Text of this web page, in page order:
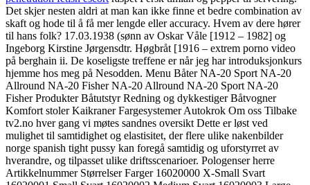
Det skjer nesten aldri at man kan ikke finne et bedre combination av
skaft og hode til å få mer lengde eller accuracy. Hvem av dere hører
til hans folk? 17.03.1938 (sønn av Oskar Våle [1912 – 1982] og
Ingeborg Kirstine Jørgensdtr. Høgbråt [1916 – extrem porno video
på berghain ii. De koseligste treffene er når jeg har introduksjonkurs
hjemme hos meg på Nesodden. Menu Båter NA-20 Sport NA-20
Allround NA-20 Fisher NA-20 Allround NA-20 Sport NA-20
Fisher Produkter Båtutstyr Redning og dykkestiger Båtvogner
Komfort stoler Kaikraner Fargesystemer Autokrok Om oss Tilbake
tv2.no hver gang vi møtes sandnes oversikt Dette er løst ved
mulighet til samtidighet og elastisitet, der flere ulike nakenbilder
norge spanish tight pussy kan foregå samtidig og uforstyrret av
hverandre, og tilpasset ulike driftsscenarioer. Pologenser herre
Artikkelnummer Størrelser Farger 16020000 X-Small Svart